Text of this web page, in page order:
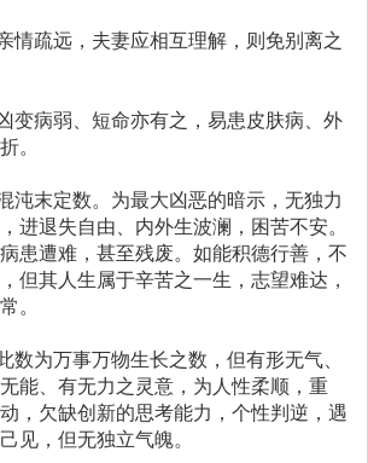
情疏远，夫妻应相互理解，则免别离之
变病弱、短命亦有之，易患皮肤病、外
。
沌末定数。为最大凶恶的暗示，无独力
进退失自由、内外生波澜，困苦不安。
患遭难，甚至残废。如能积德行善，不
但其人生属于辛苦之一生，志望难达，
。
数为万事万物生长之数，但有形无气、
能、有无力之灵意，为人性柔顺，重
，欠缺创新的思考能力，个性判逆，遇
见，但无独立气魄。